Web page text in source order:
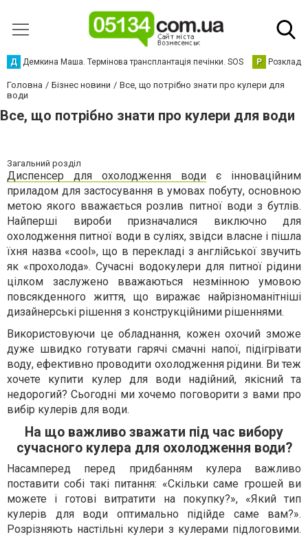
Д Демкина Маша. Термінова трансплантація печінки. SOS Р Розклад
Головна Бізнес новини
Все, що потрібно знати про кулери для
води
Все, що потрібно знати про кулери для води
Загальний розділ
Диспенсер для охолодження води є інноваційним
приладом для застосування в умовах побуту, основною
метою якого вважається розлив питної води з бутлів.
Найперші вироби призначалися виключно для
охолодження питної води в суліях, звідси власне і пішла
їхня назва «cool», що в перекладі з англійської звучить
як «прохолода». Сучасні водокулери для питної рідини
цілком заслужено вважаються незмінною умовою
повсякденного життя, що виражає найрізноманітніші
дизайнерські рішення з конструкційними рішеннями.
Використовуючи це обладнання, кожен охочий зможе
дуже швидко готувати гарячі смачні напої, підігрівати
воду, ефективно проводити охолодження рідини. Ви теж
хочете купити кулер для води надійний, якісний та
недорогий? Сьогодні ми хочемо поговорити з вами про
вибір кулерів для води.
На що важливо зважати під час вибору
сучасного кулера для охолодження води?
Насамперед перед придбанням кулера важливо
поставити собі такі питання: «Скільки саме грошей ви
можете і готові витратити на покупку?», «Який тип
кулерів для води оптимально підійде саме вам?».
Розрізняють настільні кулери з кулерами підлоговими.